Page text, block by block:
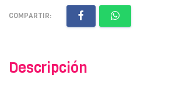
COMPARTIR:
Descripción